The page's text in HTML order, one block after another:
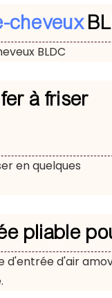
cheveux
BLDC
à friser
en quelques
pliable
d'entrée d'air